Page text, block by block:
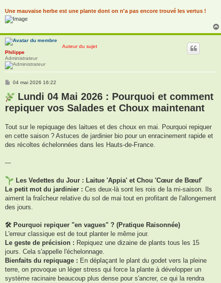
Une mauvaise herbe est une plante dont on n'a pas encore trouvé les vertus !
Auteur du sujet
Philippe
Administrateur
M
s
s
a
g
04 mai 2026 16:22
Lundi 04 Mai 2026 : Pourquoi et comment
repiquer vos Salades et Choux maintenant
Tout sur le repiquage des laitues et des choux en mai. Pourquoi repiquer
en cette saison ? Astuces de jardinier bio pour un enracinement rapide et
des récoltes échelonnées dans les Hauts-de-France.
---
Les Vedettes du Jour : Laitue 'Appia' et Chou 'Cœur de Bœuf'
Le petit mot du jardinier : Ces deux-là sont les rois de la mi-saison. Ils
aiment la fraîcheur relative du sol de mai tout en profitant de l'allongement
des jours.
🛠 Pourquoi repiquer "en vagues" ? (Pratique Raisonnée)
L'erreur classique est de tout planter le même jour.
Le geste de précision : Repiquez une dizaine de plants tous les 15
jours. Cela s'appelle l'échelonnage.
Bienfaits du repiquage : En déplaçant le plant du godet vers la pleine
terre, on provoque un léger stress qui force la plante à développer un
système racinaire beaucoup plus dense pour s'ancrer, ce qui la rendra